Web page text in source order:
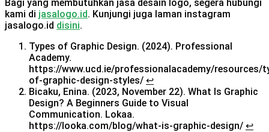
Bagi yang membutuhkan jasa desain logo, segera hubungi
kami di jasalogo.id. Kunjungi juga laman instagram
jasalogo.id disini.
Types of Graphic Design. (2024). Professional
Academy.
https://www.ucd.ie/professionalacademy/resources/
of-graphic-design-styles/ ↩︎
Bicaku, Enina. (2023, November 22). What Is Graphic
Design? A Beginners Guide to Visual
Communication. Lokaa.
https://looka.com/blog/what-is-graphic-design/ ↩︎